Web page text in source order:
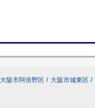
大阪市阿倍野区 / 大阪市城東区 /